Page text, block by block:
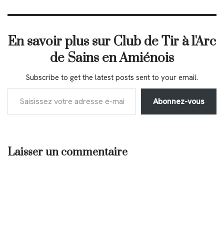
En savoir plus sur Club de Tir à l'Arc
de Sains en Amiénois
Subscribe to get the latest posts sent to your email.
Abonnez-vous
Laisser un commentaire